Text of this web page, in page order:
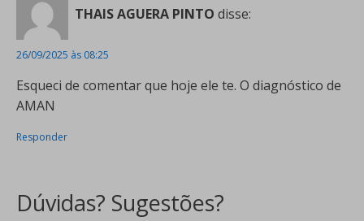
THAIS AGUERA PINTO disse:
26/09/2025 às 08:25
Esqueci de comentar que hoje ele te. O diagnóstico de
AMAN
Responder
Dúvidas? Sugestões?